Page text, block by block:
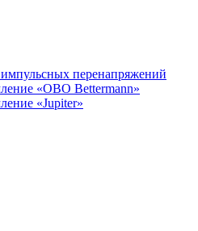
перенапряжений
«OBO Bettermann»
«Jupiter»